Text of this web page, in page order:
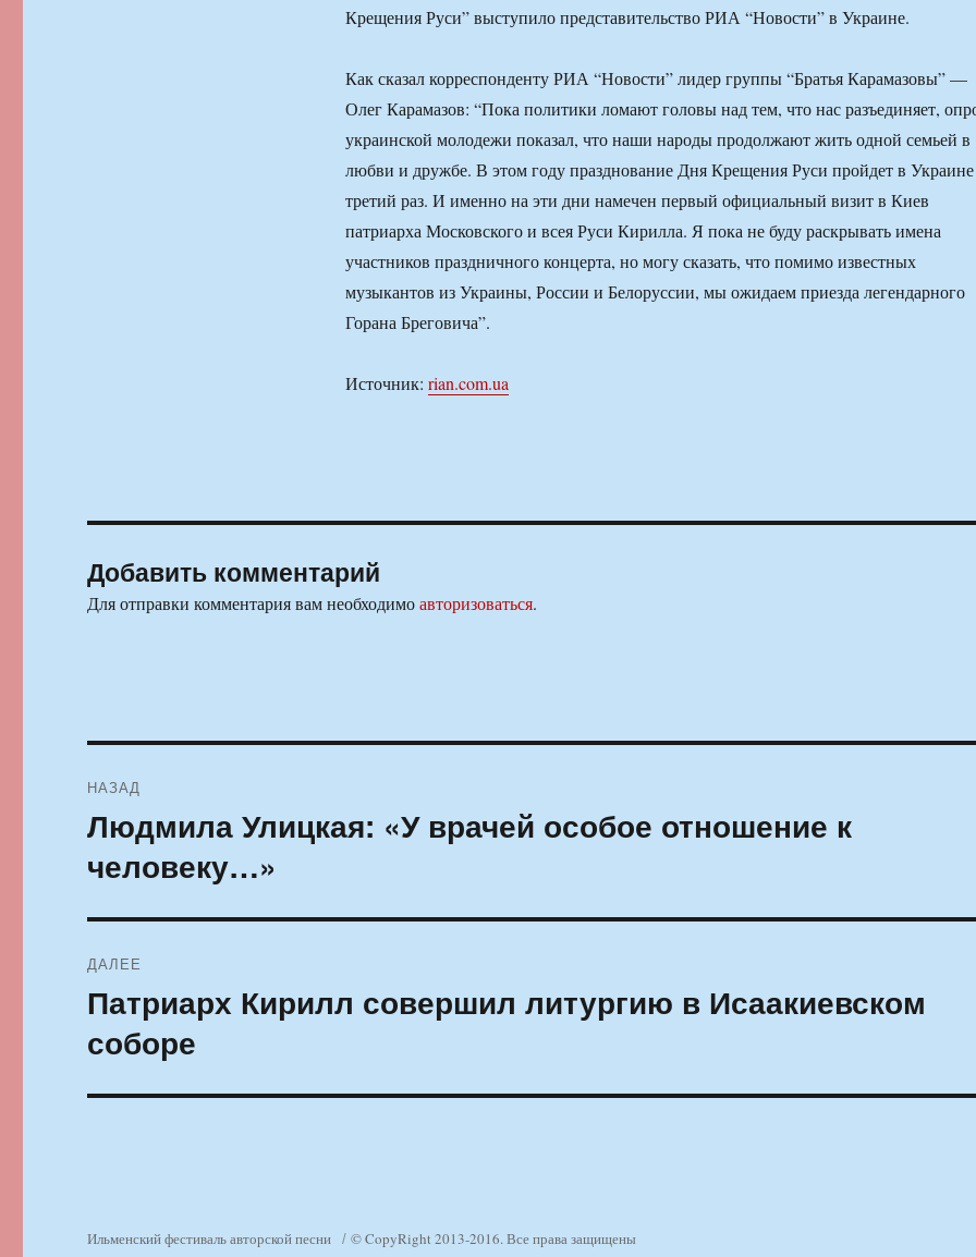
Крещения Руси” выступило представительство РИА “Новости” в Украине.
Как сказал корреспонденту РИА “Новости” лидер группы “Братья Карамазовы” —
Олег Карамазов: “Пока политики ломают головы над тем, что нас разъединяет,
украинской молодежи показал, что наши народы продолжают жить одной семьей в
любви и дружбе. В этом году празднование Дня Крещения Руси пройдет в
третий раз. И именно на эти дни намечен первый официальный визит в Киев
патриарха Московского и всея Руси Кирилла. Я пока не буду раскрывать имена
участников праздничного концерта, но могу сказать, что помимо известных
музыкантов из Украины, России и Белоруссии, мы ожидаем приезда легендарного
Горана Бреговича”.
Источник: rian.com.ua
Добавить комментарий
Для отправки комментария вам необходимоавторизоваться.
по
записям
НАЗАД
Предыдущая
запись:
Людмила Улицкая: «У врачей особое отношение к
человеку…»
ДАЛЕЕ
Следующая
запись:
Патриарх Кирилл совершил литургию в Исаакиевском
соборе
Ильменский фестиваль авторской песни © CopyRight 2013-2016. Все права защищены